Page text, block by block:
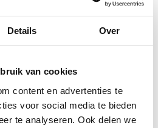
Details Over
van cookies
content en advertenties te
voor social media te bieden
te analyseren. Ook delen we
INFORMATIONEN
eignet sich